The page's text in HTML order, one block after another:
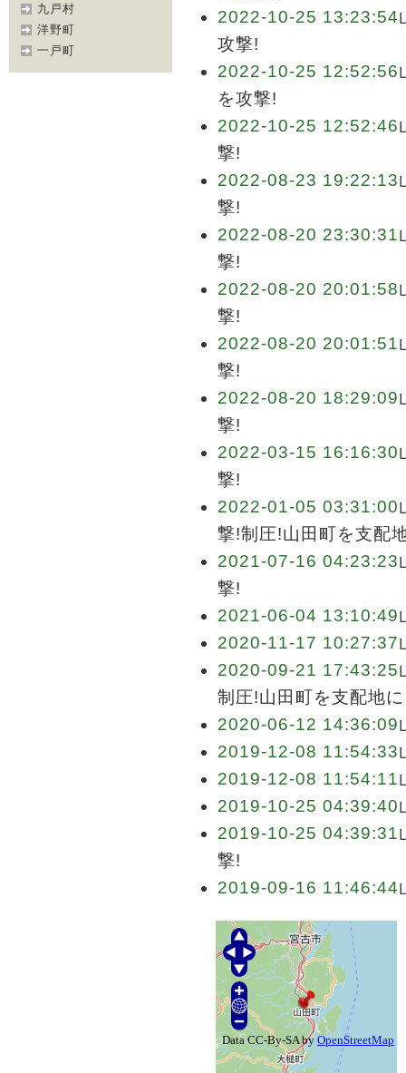
九戸村
洋野町
一戸町
2022-10-25 13:23:54
攻撃!
2022-10-25 12:52:56
を攻撃!
2022-10-25 12:52:46
撃!
2022-08-23 19:22:13
撃!
2022-08-20 23:30:31
撃!
2022-08-20 20:01:58
撃!
2022-08-20 20:01:51
撃!
2022-08-20 18:29:09
撃!
2022-03-15 16:16:30
撃!
2022-01-05 03:31:00
撃!制圧!山田町を支配
2021-07-16 04:23:23
撃!
2021-06-04 13:10:49
2020-11-17 10:27:37
2020-09-21 17:43:25
制圧!山田町を支配地
2020-06-12 14:36:09
2019-12-08 11:54:33
2019-12-08 11:54:11
2019-10-25 04:39:40
2019-10-25 04:39:31
撃!
2019-09-16 11:46:44